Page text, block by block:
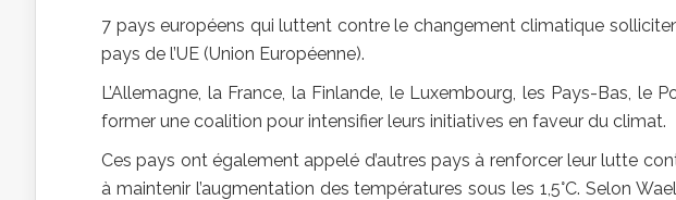
7 pays européens qui luttent contre le changement climatique
pays de l’UE (Union Européenne).
L’Allemagne, la France, la Finlande, le Luxembourg, les Pays-Bas, le
former une coalition pour intensifier leurs initiatives en faveur du climat.
Ces pays ont également appelé d’autres pays à renforcer leur lutte
à maintenir l’augmentation des températures sous les 1,5°C. Selon